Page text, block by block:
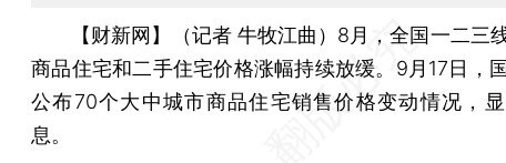
【财新网】（记者 牛牧江曲） 8月，全国一二三
商品住宅和二手住宅价格涨幅持续放缓。9月17日，
公布70个大中城市商品住宅销售价格变动情况，
息。